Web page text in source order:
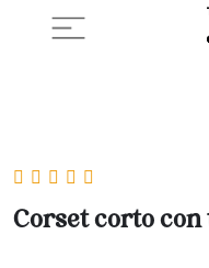
Corset corto